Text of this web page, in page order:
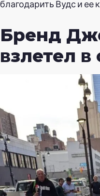
благодарить Вудс и ее
Бренд
взлетел в